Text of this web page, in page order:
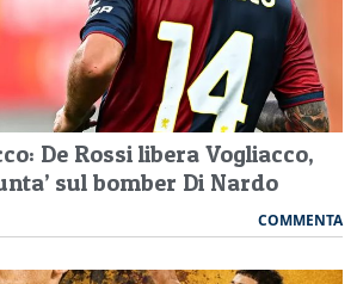
De Rossi libera Vogliacco,
sul bomber Di Nardo
COMMENTA